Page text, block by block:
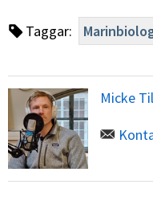
Taggar:
Micke